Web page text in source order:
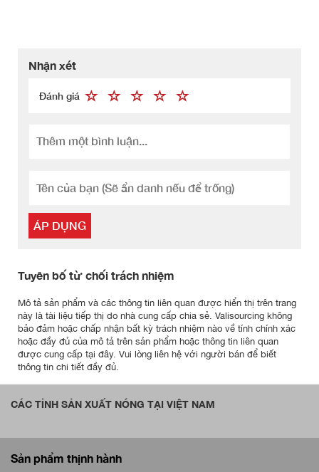
Nhận xét
Đánh giá
ÁP DỤNG
Tuyên bố từ chối trách nhiệm
Mô tả sản phẩm và các thông tin liên quan được hiển thị trên trang
này là tài liệu tiếp thị do nhà cung cấp chia sẻ. Valisourcing không
bảo đảm hoặc chấp nhận bất kỳ trách nhiệm nào về tính chính xác
hoặc đầy đủ của mô tả trên sản phẩm hoặc thông tin liên quan
được cung cấp tại đây. Vui lòng liên hệ với người bán để biết
thông tin chi tiết đầy đủ.
CÁC TỈNH SẢN XUẤT NÓNG TẠI VIỆT NAM
Sản phẩm thịnh hành